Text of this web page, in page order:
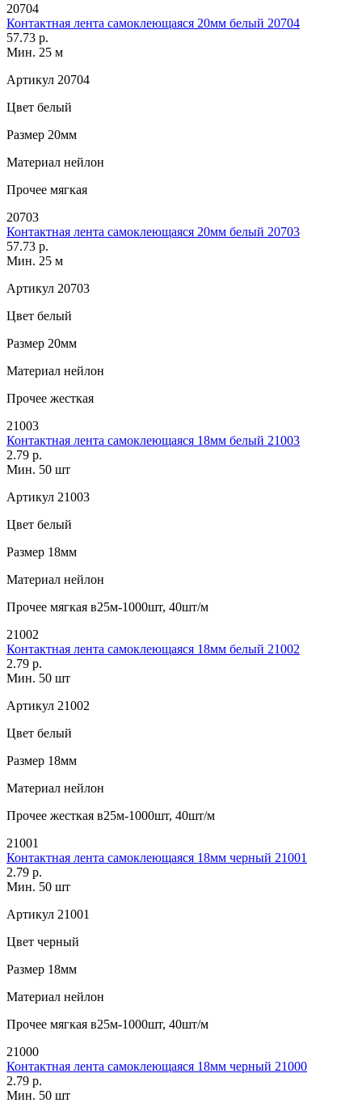
20704
Контактная лента самоклеющаяся 20мм белый 20704
57.73 р.
Мин. 25 м
Артикул 20704
Цвет белый
Размер 20мм
Материал нейлон
Прочее мягкая
20703
Контактная лента самоклеющаяся 20мм белый 20703
57.73 р.
Мин. 25 м
Артикул 20703
Цвет белый
Размер 20мм
Материал нейлон
Прочее жесткая
21003
Контактная лента самоклеющаяся 18мм белый 21003
2.79 р.
Мин. 50 шт
Артикул 21003
Цвет белый
Размер 18мм
Материал нейлон
Прочее мягкая в25м-1000шт, 40шт/м
21002
Контактная лента самоклеющаяся 18мм белый 21002
2.79 р.
Мин. 50 шт
Артикул 21002
Цвет белый
Размер 18мм
Материал нейлон
Прочее жесткая в25м-1000шт, 40шт/м
21001
Контактная лента самоклеющаяся 18мм черный 21001
2.79 р.
Мин. 50 шт
Артикул 21001
Цвет черный
Размер 18мм
Материал нейлон
Прочее мягкая в25м-1000шт, 40шт/м
21000
Контактная лента самоклеющаяся 18мм черный 21000
2.79 р.
Мин. 50 шт